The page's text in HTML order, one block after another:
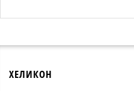
ХЕЛИКОН